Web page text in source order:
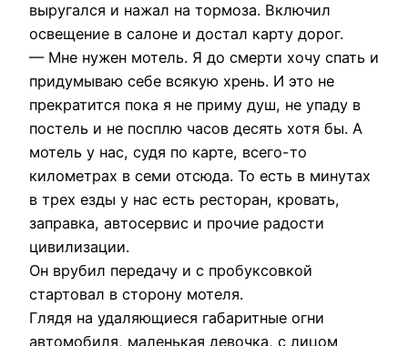
выругался и нажал на тормоза. Включил
освещение в салоне и достал карту дорог.
— Мне нужен мотель. Я до смерти хочу спать и
придумываю себе всякую хрень. И это не
прекратится пока я не приму душ, не упаду в
постель и не посплю часов десять хотя бы. А
мотель у нас, судя по карте, всего-то
километрах в семи отсюда. То есть в минутах
в трех езды у нас есть ресторан, кровать,
заправка, автосервис и прочие радости
цивилизации.
Он врубил передачу и с пробуксовкой
стартовал в сторону мотеля.
Глядя на удаляющиеся габаритные огни
автомобиля, маленькая девочка, с лицом